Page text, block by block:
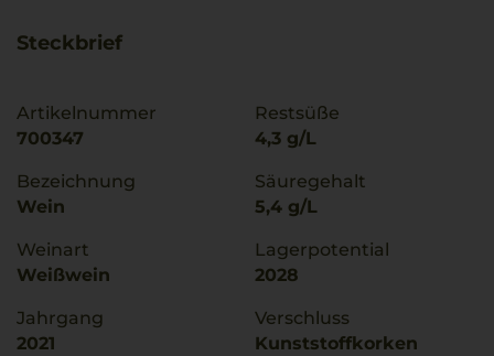
Steckbrief
Artikelnummer
700347
Bezeichnung
Wein
Weinart
Weißwein
Jahrgang
2021
Restsüße
4,3 g/L
Säuregehalt
5,4 g/L
Lagerpotential
2028
Verschluss
Kunststoffkorken